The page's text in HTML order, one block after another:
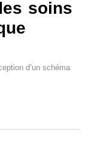
soins
d’un schéma